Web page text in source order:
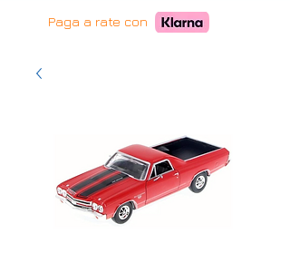
Paga a rate con